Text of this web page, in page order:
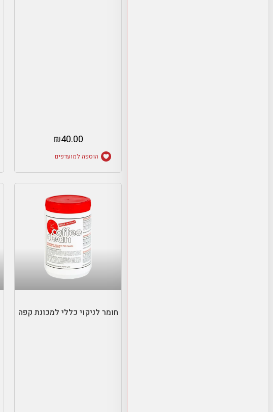
₪40.00
הוספה למועדפים
הוספה לסל
חומר לניקוי כללי למכונת קפה